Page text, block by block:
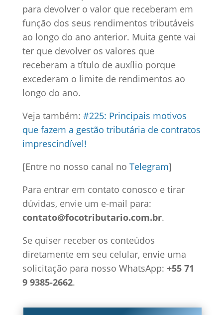
para devolver o valor que receberam em
função dos seus rendimentos tributáveis
ao longo do ano anterior. Muita gente vai
ter que devolver os valores que
receberam a título de auxílio porque
excederam o limite de rendimentos ao
longo do ano.
Veja também: #225: Principais motivos
que fazem a gestão tributária de contratos
imprescindível!
[Entre no nosso canal no Telegram]
Para entrar em contato conosco e tirar
dúvidas, envie um e-mail para:
contato@focotributario.com.br.
Se quiser receber os conteúdos
diretamente em seu celular, envie uma
solicitação para nosso WhatsApp: +55 71
9 9385-2662.